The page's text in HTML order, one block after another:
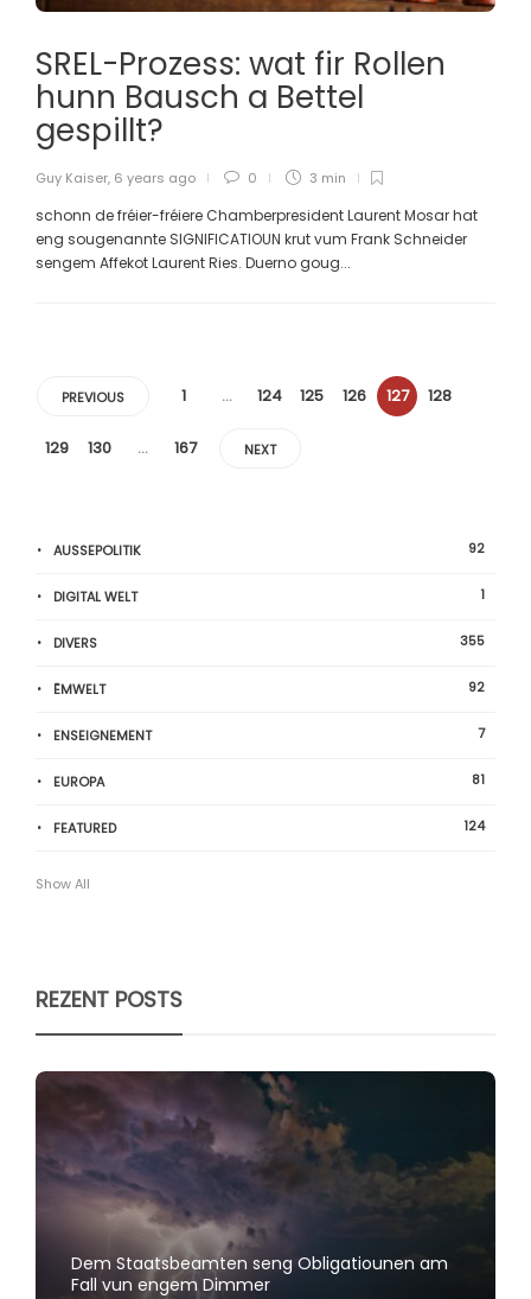
SREL-Prozess: wat fir Rollen
hunn Bausch a Bettel
gespillt?
Guy Kaiser, 6 years ago 0 3 min
schonn de fréier-fréiere Chamberpresident Laurent Mosar hat
eng sougenannte SIGNIFICATIOUN krut vum Frank Schneider
sengem Affekot Laurent Ries. Duerno goug...
PREVIOUS 1 … 124 125 126 127 128
129 130 … 167 NEXT
AUSSEPOLITIK 92
DIGITAL WELT 1
DIVERS 355
ËMWELT 92
ENSEIGNEMENT 7
EUROPA 81
FEATURED 124
Show All
REZENT POSTS
Dem Staatsbeamten seng Obligatiounen am
Fall vun engem Dimmer